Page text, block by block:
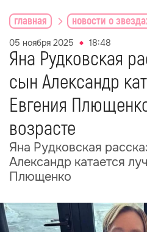
главная новости о
05 ноября 2025 18:48
Яна Рудковская
сын Александр
Евгения
возрасте
Яна Рудковская
Александр катается
Плющенко